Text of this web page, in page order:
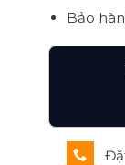
Bảo